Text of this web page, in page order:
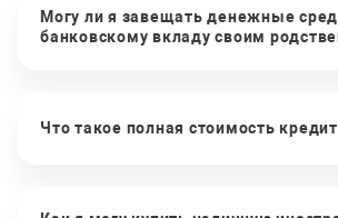
Могу ли я завещать денежные
банковскому вкладу своим
Что такое полная стоимость